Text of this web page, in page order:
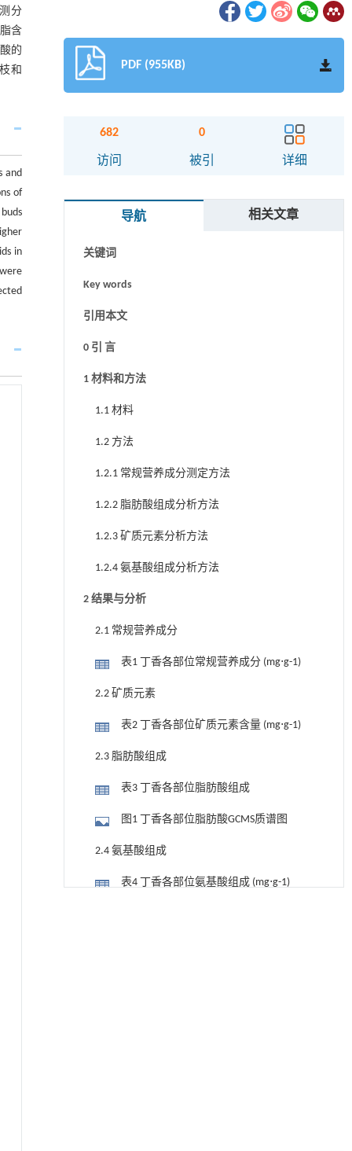
分
含
的
和
and
of
in
PDF (955KB)
682
访问
0
被引 详细
导航 相关文章
摘要
Graphical abstract
关键词
Key words
引用本文
0 引 言
1 材料和方法
1.1 材料
1.2 方法
1.2.1 常规营养成分测定方法
1.2.2 脂肪酸组成分析方法
1.2.3 矿质元素分析方法
1.2.4 氨基酸组成分析方法
2 结果与分析
2.1 常规营养成分
表1 丁香各部位常规营养成分 (mg⋅g-1)
2.2 矿质元素
表2 丁香各部位矿质元素含量 (mg⋅g-1)
2.3 脂肪酸组成
表3 丁香各部位脂肪酸组成
图1 丁香各部位脂肪酸GCMS质谱图
2.4 氨基酸组成
表4 丁香各部位氨基酸组成 (mg⋅g-1)